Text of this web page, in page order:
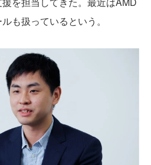
も扱っているという。